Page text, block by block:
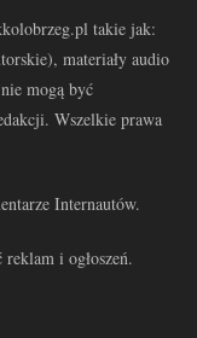
takie jak:
materiały audio
mogą być
Wszelkie prawa
Internautów.
i ogłoszeń.